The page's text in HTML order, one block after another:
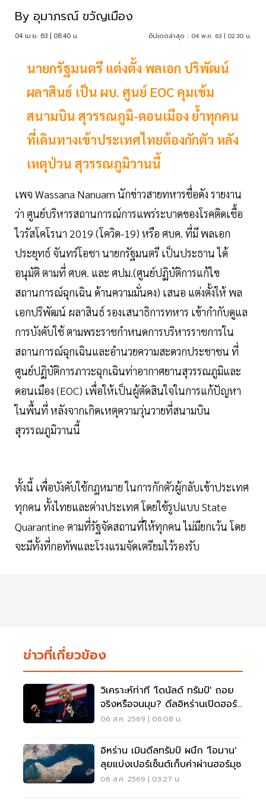
By อุมาภรณ์ ขวัญเมือง
04 เม.ย. 63 | 08:40 น. อัปเดตล่าสุด : 04 พ.ค. 63 | 02:30 น.
นายกรัฐมนตรี แต่งตั้ง พลเอก ปริพัฒน์
ผลาสินธ์ เป็น ผบ. ศูนย์ EOC คุมเข้ม
สนามบิน สุวรรณภูมิ-ดอนเมือง ย้ำทุกคน
ที่เดินทางเข้าประเทศไทยต้องกักตัว หลัง
เหตุป่วน สุวรรณภูมิวานนี้
เพจ Wassana Nanuam นักข่าวสายทหารชื่อดัง รายงาน
ว่า ศูนย์บริหารสถานการณ์การแพร่ระบาดของโรคติดเชื้อ
ไวรัสโคโรนา 2019 (โควิด-19) หรือ ศบค. ที่มี พลเอก
ประยุทธ์ จันทร์โอชา นายกรัฐมนตรี เป็นประธาน ได้
อนุมัติ ตามที่ ศบค. และ ศปม.(ศูนย์ปฏิบัติการแก้ไข
สถานการณ์ฉุกเฉิน ด้านความมั่นคง) เสนอ แต่งตั้งให้ พล
เอกปริพัฒน์ ผลาสินธ์ รองเสนาธิการทหาร เข้ากำกับดูแล
การบังคับใช้ ตามพระราชกำหนดการบริหารราชการใน
สถานการณ์ฉุกเฉินและอำนวยความสะดวกประชาชน ที่
ศูนย์ปฏิบัติการภาวะฉุกเฉินท่าอากาศยานสุวรรณภูมิและ
ดอนเมือง (EOC) เพื่อให้เป็นผู้ตัดสินใจในการแก้ปัญหา
ในพื้นที่ หลังจากเกิดเหตุความวุ่นวายที่สนามบิน
สุวรรณภูมิวานนี้
ทั้งนี้ เพื่อบังคับใช้กฎหมาย ในการกักตัวผู้กลับเข้าประเทศ
ทุกคน ทั้งไทยและต่างประเทศ โดยใช้รูปแบบ State
Quarantine ตามที่รัฐจัดสถานที่ให้ทุกคน ไม่มียกเว้น โดย
จะมีทั้งที่กอทัพและโรงแรมจัดเตรียมไว้รองรับ
ข่าวที่เกี่ยวข้อง
วิเคราะห์ท่าที 'โดนัลด์ ทรัมป์' ถอย
จริงหรือจนมุม? ดีลอิหร่านเปิดฮอร์
มุซ
06 ส.ค. 2569 | 06:08 น.
อิหร่าน เมินดีลทรัมป์ ผนึก 'โอมาน'
ลุยแบ่งเปอร์เซ็นต์เก็บค่าผ่านฮอร์มุซ
06 ส.ค. 2569 | 03:27 น.